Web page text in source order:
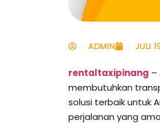
ADMIN JULI
rentaltaxipinang –
membutuhkan
solusi terbaik untuk
perjalanan yang